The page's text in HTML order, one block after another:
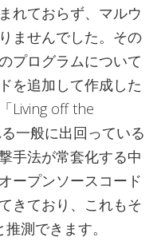
れておらず、マルウ
ませんでした。その
プログラムについて
を追加して作成した
Living off the
一般に出回っている
手法が常套化する中
ープンソースコード
きており、これもそ
測できます。